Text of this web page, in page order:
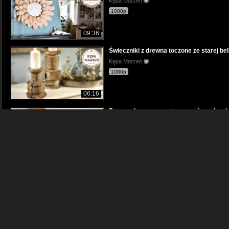
09:36
1080p
06:16
Świeczniki z drewna toczone ze starej
Kępa Marzeń
1080p
Zegar z drewna na setną rocznicę